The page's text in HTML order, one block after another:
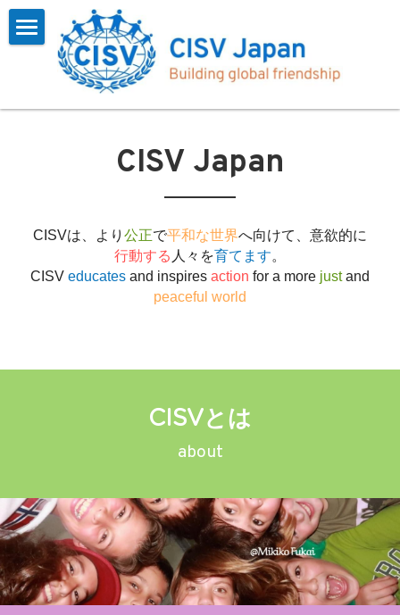
Home
インタビュー
CISV Journey
参加報告
よくある質問
参加するには
お問い合わせ
会員用
CISV Japan
CISVは、より 公正で平和な世界へ向けて、意欲的に
行動する 人々を育てます。
CISV educates and inspires action for a more just
peaceful world
CISVとは
about
ブログカテゴリー
すべてのカテゴリ
インタビュー